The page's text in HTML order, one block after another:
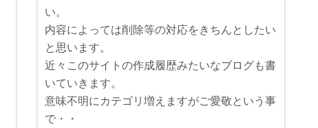
い。
内容によっては削除等の対応をきちんとしたい
と思います。
近々このサイトの作成履歴みたいなブログも書
いていきます。
意味不明にカテゴリ増えますがご愛敬という事
で・・